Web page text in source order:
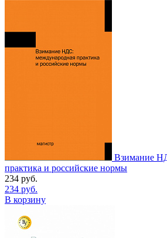
Взимание
практика и российские нормы
234 руб.
234 руб.
В корзину